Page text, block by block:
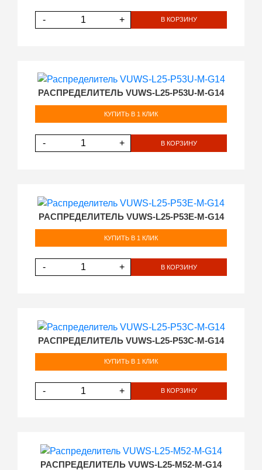
- + В КОРЗИНУ
РАСПРЕДЕЛИТЕЛЬ VUWS-L25-P53U-M-G14
КУПИТЬ В 1 КЛИК
- + В КОРЗИНУ
РАСПРЕДЕЛИТЕЛЬ VUWS-L25-P53E-M-G14
КУПИТЬ В 1 КЛИК
- + В КОРЗИНУ
РАСПРЕДЕЛИТЕЛЬ VUWS-L25-P53C-M-G14
КУПИТЬ В 1 КЛИК
- + В КОРЗИНУ
РАСПРЕДЕЛИТЕЛЬ VUWS-L25-M52-M-G14